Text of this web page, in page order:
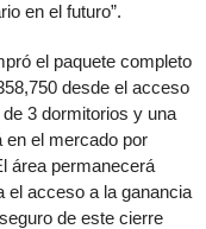
en el futuro”.
el paquete completo
desde el acceso
3 dormitorios y una
en el mercado por
área permanecerá
el acceso a la ganancia
de este cierre